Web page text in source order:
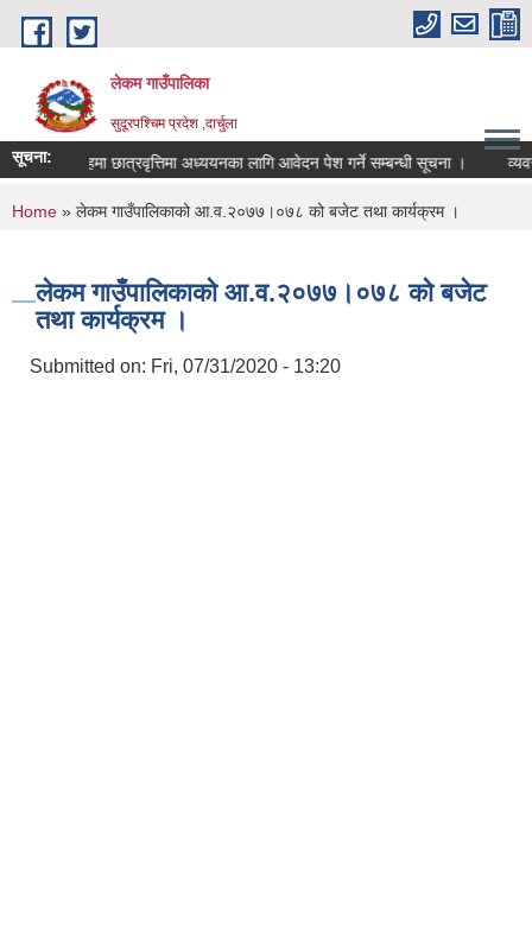
Skip to main content
लेकम गाउँपालिका
सुदूरपश्चिम प्रदेश ,दार्चुला
सूचना:
स्नातक तहमा छात्रवृत्तिमा अध्ययनका लागि आवेदन पेश गर्ने सम्बन्धी सूचना ।
You are here
Home » लेकम गाउँपालिकाको आ.व.२०७७।०७८ को बजेट तथा कार्यक्रम ।
लेकम गाउँपालिकाको आ.व.२०७७।०७८ को बजेट
तथा कार्यक्रम ।
Submitted on: Fri, 07/31/2020 - 13:20